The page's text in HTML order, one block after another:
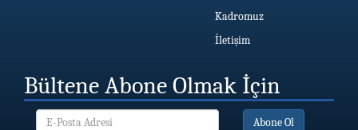
Kadromuz
İletişim
Bültene Abone Olmak İçin
Abone Ol